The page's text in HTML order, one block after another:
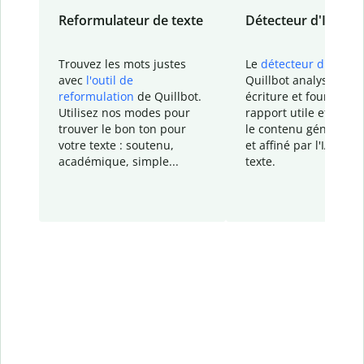
Reformulateur de texte
Trouvez les mots justes
avec l'outil de
reformulation de Quillbot.
Utilisez nos modes pour
trouver le bon ton pour
votre texte : soutenu,
académique, simple...
Détecteur d'IA
Le détecteur d'IA
Quillbot analyse votre
écriture et fournit un
rapport utile et
le contenu généré
et affiné par l'IA
texte.